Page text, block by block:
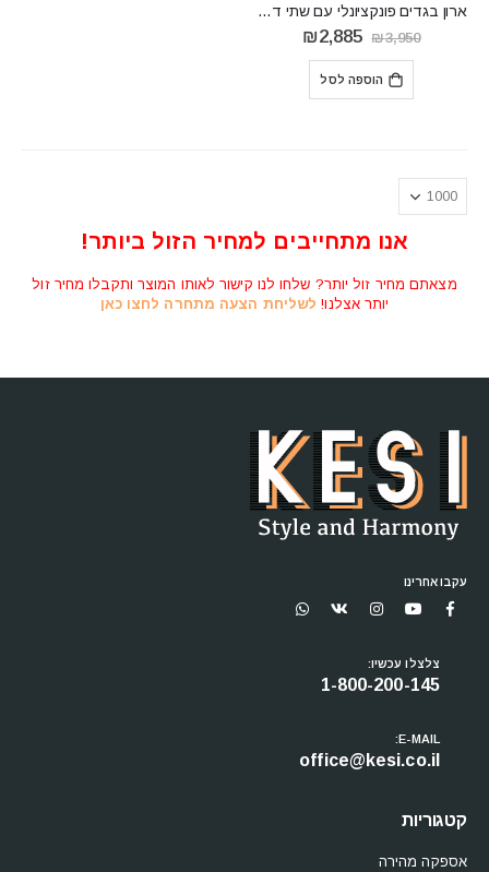
‏ארון בגדים פונקציונלי עם שתי דלתות לחדר שינה FORREST FR09
₪3,950
המחיר
המקורי
היה:
₪3,950.
₪2,885
הוספה לסל
אנו מתחייבים למחיר הזול ביותר!
מצאתם מחיר זול יותר? שלחו לנו קישור לאותו המוצר ותקבלו מחיר זול
יותר אצלנו! לשליחת הצעה מתחרה לחצו כאן
עקבו אחרינו
צלצלו עכשיו:
1-800-200-145
E-MAIL:
office@kesi.co.il
קטגוריות
אספקה מהירה